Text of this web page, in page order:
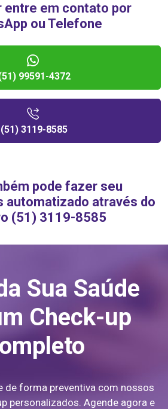
entre em contato por
ou Telefone
99591-4372
(51) 3119-8585
pode fazer seu
automatizado através do
(51) 3119-8585
Sua Saúde
Check-up
de forma preventiva com nossos
personalizados. Agende agora e